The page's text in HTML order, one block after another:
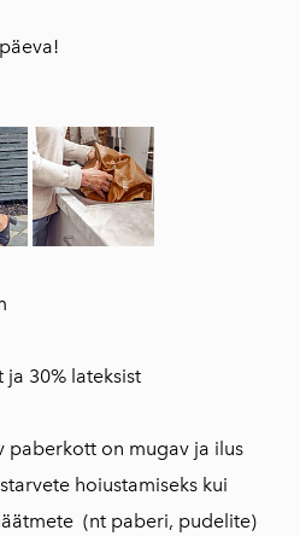
ja 30% lateksist
paberkott on mugav ja ilus
hoiustamiseks kui
(nt paberi, pudelite)